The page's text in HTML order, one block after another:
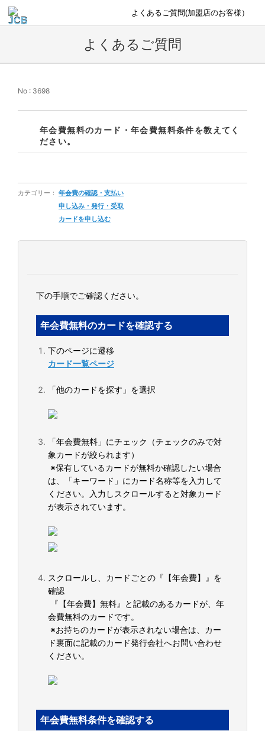
よくあるご質問(加盟店のお客様）
よくあるご質問
No : 3698
年会費無料のカード・年会費無料条件を教えてく
ださい。
カテゴリー： 年会費の確認・支払い
申し込み・発行・受取
カードを申し込む
下の手順でご確認ください。
年会費無料のカードを確認する
下のページに遷移
カード一覧ページ
「他のカードを探す」を選択
「年会費無料」にチェック（チェックのみで対
象カードが絞られます）
※保有しているカードが無料か確認したい場合
は、「キーワード」にカード名称等を入力して
ください。入力しスクロールすると対象カード
が表示されています。
スクロールし、カードごとの『【年会費】』を
確認
『【年会費】無料』と記載のあるカードが、年
会費無料のカードです。
※お持ちのカードが表示されない場合は、カー
ド裏面に記載のカード発行会社へお問い合わせ
ください。
年会費無料条件を確認する